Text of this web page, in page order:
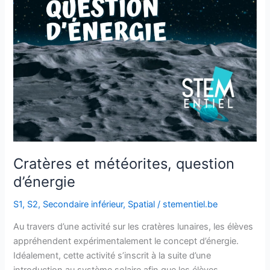
Cratères et météorites, question
d’énergie
S1, S2, Secondaire inférieur, Spatial / stementiel.be
Au travers d’une activité sur les cratères lunaires, les élèves
appréhendent expérimentalement le concept d’énergie.
Idéalement, cette activité s’inscrit à la suite d’une